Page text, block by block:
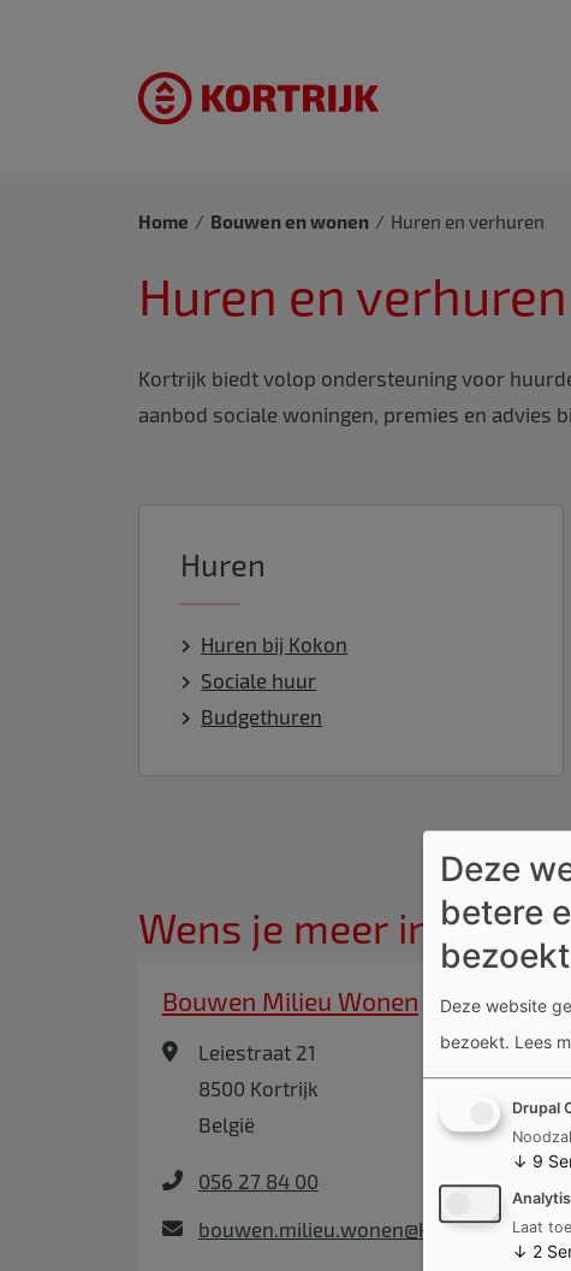
Home Bouwen en wonen Huren en verhuren
Huren en verhuren
Kortrijk biedt volop ondersteuning voor
aanbod sociale woningen, premies en advies
Huren
Huren bij Kokon
Sociale huur
Budgethuren
Wens je meer
Bouwen Milieu Wonen
Leiestraat 21
8500 Kortrijk
België
056 27 84 00
bouwen.milieu.wonen@kortrijk.be
Deze
betere
Deze website
bezoekt. Lees
Drupal
↓ 9
Laat
↓ 2